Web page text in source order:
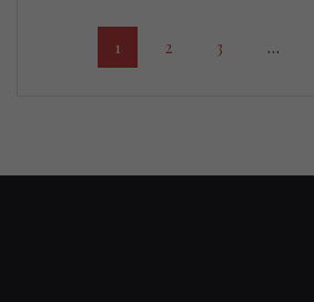
Posts
navigation
Page
1 Page
2 Page
3 …